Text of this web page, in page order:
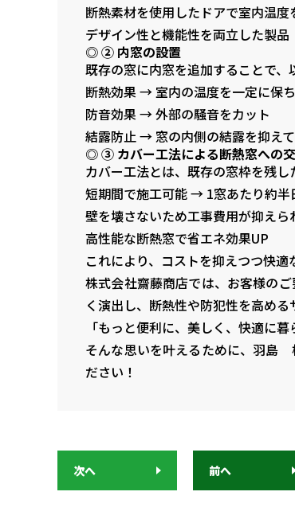
断熱素材を使用したドアで室内温度
デザイン性と機能性を両立した製品
◎ ② 内窓の設置
既存の窓に内窓を追加することで、
断熱効果 → 室内の温度を一定に保
防音効果 → 外部の騒音をカット
結露防止 → 窓の内側の結露を抑え
◎ ③ カバー工法による断熱窓への
カバー工法とは、既存の窓枠を残し
短期間で施工可能 → 1窓あたり約半
壁を壊さないため工事費用が抑えら
高性能な断熱窓で省エネ効果UP
これにより、コストを抑えつつ快適
株式会社齋藤商店では、お客様の
く演出し、断熱性や防犯性を高める
「もっと便利に、美しく、快適に暮
そんな思いを叶えるために、羽島
ださい！
次へ 前へ